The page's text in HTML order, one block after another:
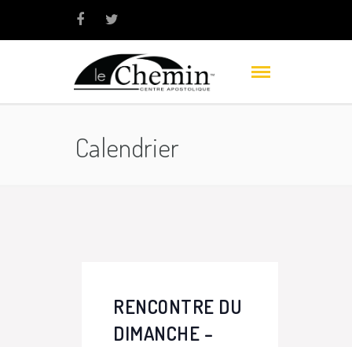
Calendrier
RENCONTRE DU
DIMANCHE –